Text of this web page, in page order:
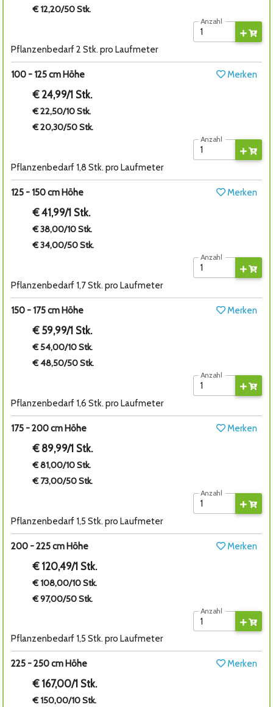
€ 12,20/50 Stk.
Anzahl
Pflanzenbedarf 2 Stk. pro Laufmeter
100 - 125 cm Höhe Merken
€ 24,99/1 Stk.
€ 22,50/10 Stk.
€ 20,30/50 Stk.
Anzahl
Pflanzenbedarf 1,8 Stk. pro Laufmeter
125 - 150 cm Höhe Merken
€ 41,99/1 Stk.
€ 38,00/10 Stk.
€ 34,00/50 Stk.
Anzahl
Pflanzenbedarf 1,7 Stk. pro Laufmeter
150 - 175 cm Höhe Merken
€ 59,99/1 Stk.
€ 54,00/10 Stk.
€ 48,50/50 Stk.
Anzahl
Pflanzenbedarf 1,6 Stk. pro Laufmeter
175 - 200 cm Höhe Merken
€ 89,99/1 Stk.
€ 81,00/10 Stk.
€ 73,00/50 Stk.
Anzahl
Pflanzenbedarf 1,5 Stk. pro Laufmeter
200 - 225 cm Höhe Merken
€ 120,49/1 Stk.
€ 108,00/10 Stk.
€ 97,00/50 Stk.
Anzahl
Pflanzenbedarf 1,5 Stk. pro Laufmeter
225 - 250 cm Höhe Merken
€ 167,00/1 Stk.
€ 150,00/10 Stk.